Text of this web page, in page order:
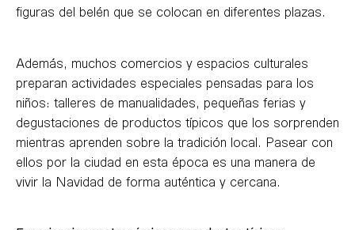
figuras del belén que se colocan en diferentes plazas.
Además, muchos comercios y espacios culturales
preparan actividades especiales pensadas para los
niños: talleres de manualidades, pequeñas ferias y
degustaciones de productos típicos que los sorprenden
mientras aprenden sobre la tradición local. Pasear con
ellos por la ciudad en esta época es una manera de
vivir la Navidad de forma auténtica y cercana.